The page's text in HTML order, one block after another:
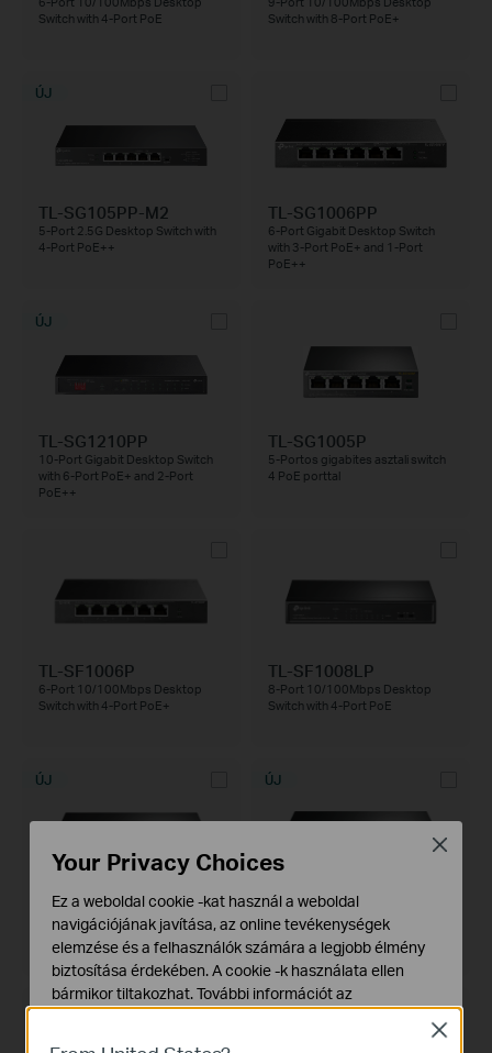
Switch with 4-Port PoE
Switch with 8-Port PoE+
ÚJ
TL-SG105PP-M2
5-Port 2.5G Desktop Switch with
4-Port PoE++
TL-SG1006PP
6-Port Gigabit Desktop Switch
with 3-Port PoE+ and 1-Port
PoE++
ÚJ
TL-SG1210PP
10-Port Gigabit Desktop Switch
with 6-Port PoE+ and 2-Port
PoE++
TL-SG1005P
5-Portos gigabites asztali switch
4 PoE porttal
TL-SF1006P
6-Port 10/100Mbps Desktop
Switch with 4-Port PoE+
TL-SF1008LP
8-Port 10/100Mbps Desktop
Switch with 4-Port PoE
ÚJ
TL-SG1210MP
10-Port Gigabit Desktop Switch
with 8-Port PoE+
ÚJ
TL-SX105
5-Port 10G Desktop Switch
ÚJ ÚJ
Close
Your Privacy Choices
Ez a weboldal cookie -kat használ a weboldal
navigációjának javítása, az online tevékenységek
elemzése és a felhasználók számára a legjobb élmény
biztosítása érdekében. A cookie -k használata ellen
bármikor tiltakozhat. További információt az
Close